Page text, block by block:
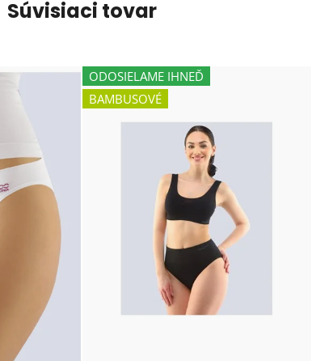
Súvisiaci tovar
ODOSIELAME IHNEĎ
BAMBUSOVÉ